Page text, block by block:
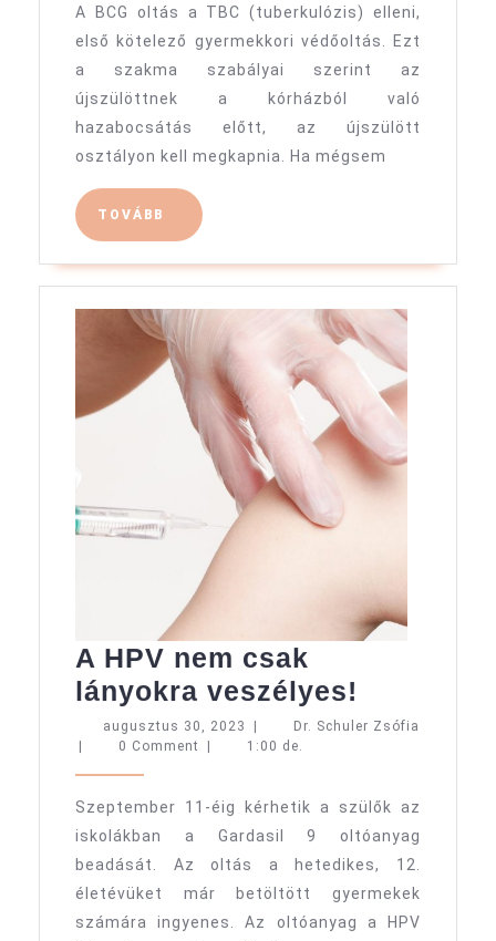
bal
vállán:
a
BCG
oltás
helye
A BCG oltás a TBC (tuberkulózis) elleni,
első kötelező gyermekkori védőoltás. Ezt
a szakma szabályai szerint az
újszülöttnek a kórházból való
hazabocsátás előtt, az újszülött
osztályon kell megkapnia. Ha mégsem
TOVÁBB TOVÁBB
A HPV nem csak
lányokra veszélyes!
HPV
lányokra
augusztus 30, 2023 augusztus
30,
Dr. Schuler Zsófia
Dr.
0 Comment 1:00 de.
Szeptember 11-éig kérhetik a szülők az
iskolákban a Gardasil 9 oltóanyag
beadását. Az oltás a hetedikes, 12.
életévüket már betöltött gyermekek
számára ingyenes. Az oltóanyag a HPV